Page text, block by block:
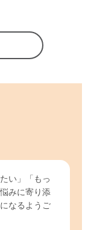
い」「もっ
みに寄り添
なるようご